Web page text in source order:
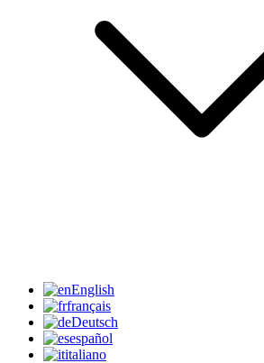
English
français
Deutsch
español
italiano